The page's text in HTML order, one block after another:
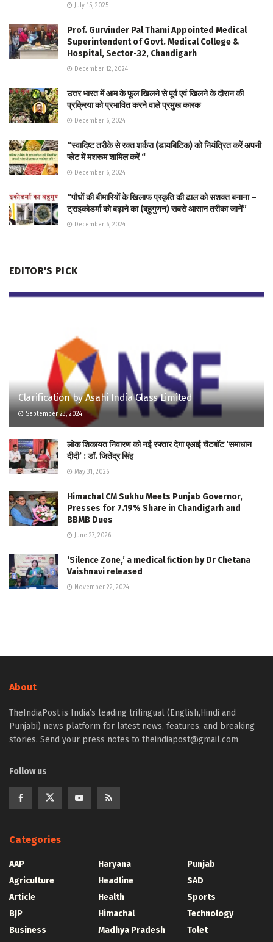
July 15, 2025
Prof. Gurvinder Pal Thami Appointed Medical
Superintendent of Govt. Medical College &
Hospital, Sector-32, Chandigarh
December 12, 2024
उत्तर भारत में आम के फूल खिलने से पूर्व एवं खिलने के दौरान की
प्रक्रिया को प्रभावित करने वाले प्रमुख कारक
December 6, 2024
“स्वादिष्ट तरीके से रक्त शर्करा (डायबिटिक) को नियंत्रित करें अपनी
प्लेट में मशरूम शामिल करें “
December 6, 2024
“पौधों की बीमारियों के खिलाफ प्रकृति की ढाल को सशक्त बनाना –
ट्राइकोडर्मा को बढ़ाने का (बहुगुणन) सबसे आसान तरीका जानें”
December 6, 2024
EDITOR'S PICK
Clarification by Asahi India Glass Limited
September 23, 2024
लोक शिकायत निवारण को नई रफ्तार देगा एआई चैटबॉट ‘समाधान
दीदी’ : डॉ. जितेंद्र सिंह
May 31, 2026
Himachal CM Sukhu Meets Punjab Governor,
Presses for 7.19% Share in Chandigarh and
BBMB Dues
June 27, 2026
‘Silence Zone,’ a medical fiction by Dr Chetana
Vaishnavi released
November 22, 2024
About
TheIndiaPost is India’s leading trilingual (English,Hindi and
Punjabi) news platform for latest news, features, and breaking
stories. Send your press notes to theindiapost@gmail.com
Follow us
Categories
AAP
Agriculture
Article
BJP
Business
Haryana
Headline
Health
Himachal
Madhya Pradesh
Punjab
SAD
Sports
Technology
Tolet